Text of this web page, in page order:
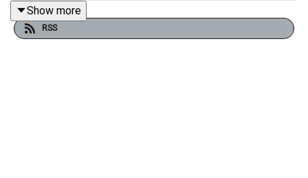
Evil haben sich ins Podcast-Studio im Kelleros
verzogen, um den neuen „Masters of the Universe“
aufzuzeichnen. Denn wir finden das Werk von Regisseur
Show more
RSS